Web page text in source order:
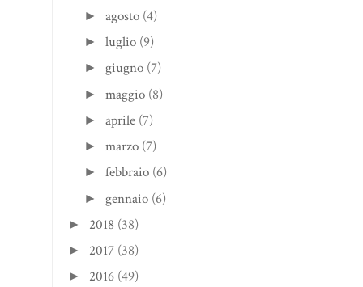
►agosto (4)
►luglio (9)
►giugno (7)
►maggio (8)
►aprile (7)
►marzo (7)
►febbraio (6)
►gennaio (6)
► 2018 (38)
► 2017 (38)
► 2016 (49)